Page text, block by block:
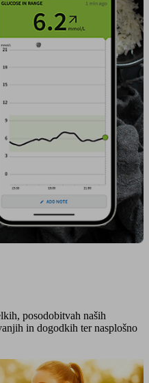
posodobitvah naših
in dogodkih ter nasplošno